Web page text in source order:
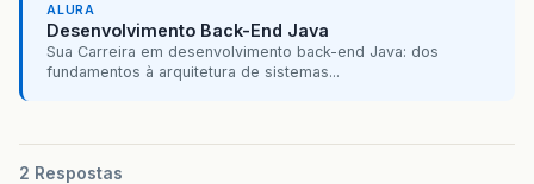
ALURA
Desenvolvimento Back-End Java
Sua Carreira em desenvolvimento back-end Java: dos
fundamentos à arquitetura de sistemas...
2 Respostas